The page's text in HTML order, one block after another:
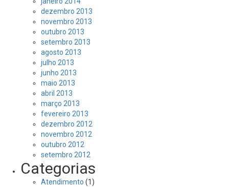
dezembro 2013
novembro 2013
outubro 2013
setembro 2013
agosto 2013
julho 2013
junho 2013
maio 2013
abril 2013
março 2013
fevereiro 2013
dezembro 2012
novembro 2012
outubro 2012
setembro 2012
Categorias
Atendimento (1)